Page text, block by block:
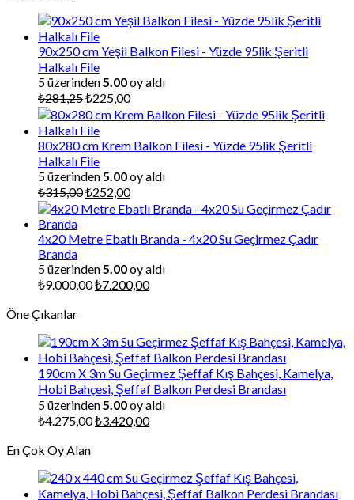
90x250 cm Yeşil Balkon Filesi - Yüzde 95lik Şeritli
Halkalı File
5 üzerinden 5.00oy aldı
₺281,25Orijinal
fiyat:
₺281,25.
₺225,00Şu
andaki
₺225,00.
80x280 cm Krem Balkon Filesi - Yüzde 95lik Şeritli
Halkalı File
5 üzerinden 5.00oy aldı
₺315,00Orijinal
fiyat:
₺252,00Şu
andaki
₺252,00.
4x20 Metre Ebatlı Branda - 4x20 Su Geçirmez Çadır
Branda
5 üzerinden 5.00oy aldı
₺9.000,00Orijinal
₺7.200,00Şu
Öne Çıkanlar
190cm X 3m Su Geçirmez Şeffaf Kış Bahçesi, Kamelya,
Hobi Bahçesi, Şeffaf Balkon Perdesi Brandası
5 üzerinden 5.00oy aldı
₺4.275,00Orijinal
₺3.420,00Şu
En Çok Oy Alan